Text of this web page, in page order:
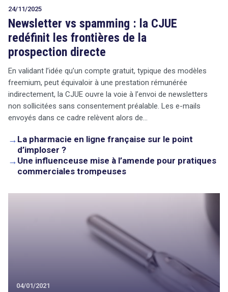
24/11/2025
Newsletter vs spamming : la CJUE
redéfinit les frontières de la
prospection directe
En validant l’idée qu’un compte gratuit, typique des modèles
freemium, peut équivaloir à une prestation rémunérée
indirectement, la CJUE ouvre la voie à l’envoi de newsletters
non sollicitées sans consentement préalable. Les e-mails
envoyés dans ce cadre relèvent alors de…
→ La pharmacie en ligne française sur le point
d’imploser ?
→ Une influenceuse mise à l’amende pour pratiques
commerciales trompeuses
04/01/2021